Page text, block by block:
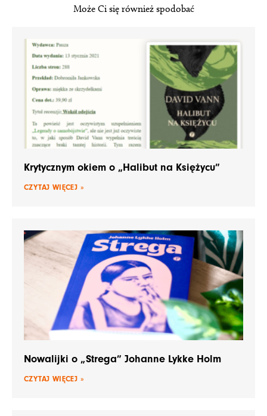
Może Ci się również spodobać
Krytycznym okiem o „Halibut na Księżycu”
CZYTAJ WIĘCEJ »
Nowalijki o „Strega” Johanne Lykke Holm
CZYTAJ WIĘCEJ »